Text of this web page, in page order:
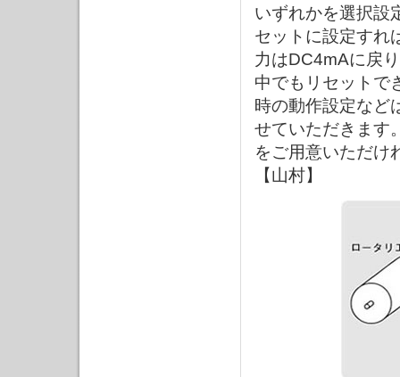
いずれかを選択設
セットに設定すれ
力はDC4mAに戻
中でもリセットで
時の動作設定など
せていただきます
をご用意いただけ
【山村】